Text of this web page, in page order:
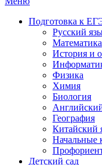
Подготовка к
Русский
Математика
История и
Физика
Химия
Биология
География
Китайский
Начальные
Детский сад